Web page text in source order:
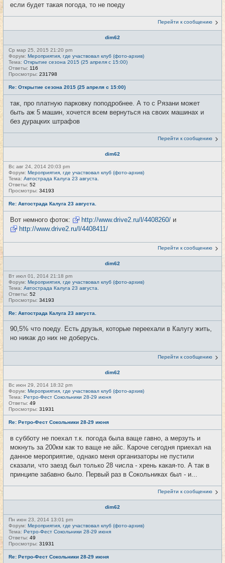
если будет такая погода, то не поеду
Перейти к сообщению
dim62
Ср мар 25, 2015 21:20 pm
Форум: Мероприятия, где участвовал клуб (фото-архив)
Тема: Открытие сезона 2015 (25 апреля с 15:00)
Ответы: 116
Просмотры: 231798
Re: Открытие сезона 2015 (25 апреля с 15:00)
так, про платную парковку поподробнее. А то с Рязани может
быть аж 5 машин, хочется всем вернуться на своих машинах и
без дурацких штрафов
Перейти к сообщению
dim62
Вс авг 24, 2014 20:03 pm
Форум: Мероприятия, где участвовал клуб (фото-архив)
Тема: Автострада Калуга 23 августа.
Ответы: 52
Просмотры: 34193
Re: Автострада Калуга 23 августа.
Вот немного фоток: http://www.drive2.ru/l/4408260/ и
http://www.drive2.ru/l/4408411/
Перейти к сообщению
dim62
Вт июл 01, 2014 21:18 pm
Форум: Мероприятия, где участвовал клуб (фото-архив)
Тема: Автострада Калуга 23 августа.
Ответы: 52
Просмотры: 34193
Re: Автострада Калуга 23 августа.
90,5% что поеду. Есть друзья, которые переехали в Калугу жить,
но никак до них не доберусь.
Перейти к сообщению
dim62
Вс июн 29, 2014 18:32 pm
Форум: Мероприятия, где участвовал клуб (фото-архив)
Тема: Ретро-Фест Сокольники 28-29 июня
Ответы: 49
Просмотры: 31931
Re: Ретро-Фест Сокольники 28-29 июня
в субботу не поехал т.к. погода была ваще гавно, а мерзуть и
мокнуть за 200км как то ваще не айс. Кароче сегодня приехал на
данное мероприятие, однако меня организаторы не пустили
сказали, что заезд был только 28 числа - хрень какая-то. А так в
принципе забавно было. Первый раз в Сокольниках был - и...
Перейти к сообщению
dim62
Пн июн 23, 2014 13:01 pm
Форум: Мероприятия, где участвовал клуб (фото-архив)
Тема: Ретро-Фест Сокольники 28-29 июня
Ответы: 49
Просмотры: 31931
Re: Ретро-Фест Сокольники 28-29 июня